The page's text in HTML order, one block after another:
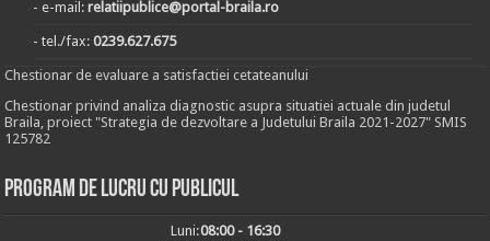
- e-mail:relatiipublice@portal-braila.ro
- tel./fax:0239.627.675
Chestionar de evaluare a satisfactiei cetateanului
Chestionar privind analiza diagnostic asupra situatiei actuale din judetul
Braila, proiect "Strategia de dezvoltare a Judetului Braila 2021-2027" SMIS
125782
Program de lucru cu publicul
Luni:08:00 - 16:30